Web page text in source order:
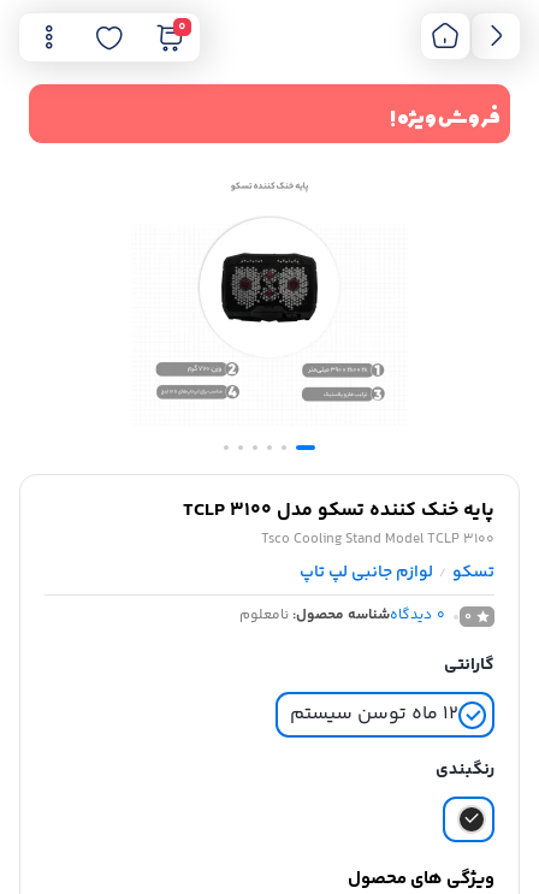
0
فروش ویژه !
پایه خنک کننده تسکو مدل TCLP 3100
Tsco Cooling Stand Model TCLP 3100
تسکو / لوازم جانبی لپ تاپ
0
0 دیدگاهشناسه محصول: نامعلوم
گارانتی
۱۲ ماه توسن سیستم
رنگبندی
ویژگی های محصول